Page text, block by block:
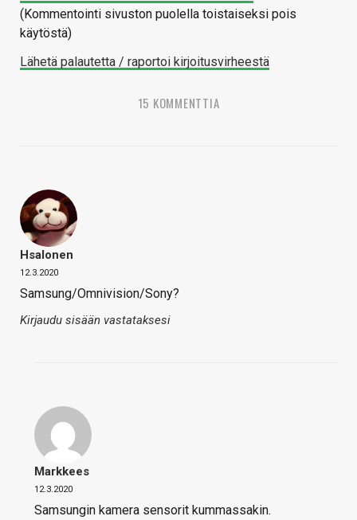
(Kommentointi sivuston puolella toistaiseksi pois
käytöstä)
Lähetä palautetta / raportoi kirjoitusvirheestä
15 KOMMENTTIA
Hsalonen
12.3.2020
Samsung/Omnivision/Sony?
Kirjaudu sisään vastataksesi
Markkees
12.3.2020
Samsungin kamera sensorit kummassakin.